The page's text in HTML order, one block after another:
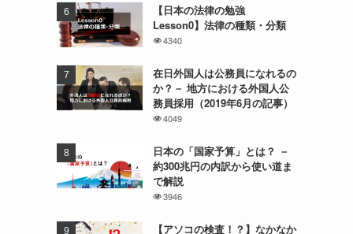
【日本の法律の勉強
Lesson0】法律の種類・分類
4340
在日外国人は公務員になれるの
か？－ 地方における外国人公
務員採用（2019年6月の記事）
4049
日本の「国家予算」とは？ －
約300兆円の内訳から使い道ま
で解説
3946
【アソコの検査！？】なかなか